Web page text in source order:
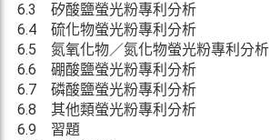
6.3 矽酸鹽螢光粉專利分析
6.4 硫化物螢光粉專利分析
6.5 氮氧化物／氮化物螢光粉專利分析
6.6 硼酸鹽螢光粉專利分析
6.7 磷酸鹽螢光粉專利分析
6.8 其他類螢光粉專利分析
6.9 習題